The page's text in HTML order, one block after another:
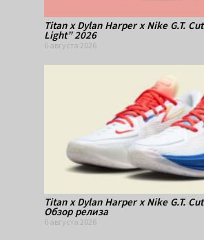
Titan x Dylan Harper x Nike G.T.
Light” 2026
6 августа 2026
Titan x Dylan Harper x Nike G.T.
Обзор релиза
6 августа 2026